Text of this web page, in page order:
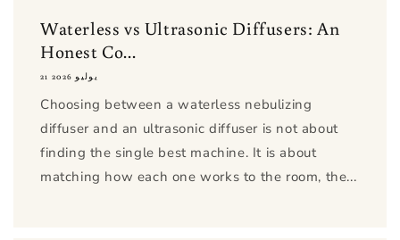
Waterless vs Ultrasonic Diffusers: An
Honest Co...
21 يوليو 2026
Choosing between a waterless nebulizing
diffuser and an ultrasonic diffuser is not about
finding the single best machine. It is about
matching how each one works to the room, the...